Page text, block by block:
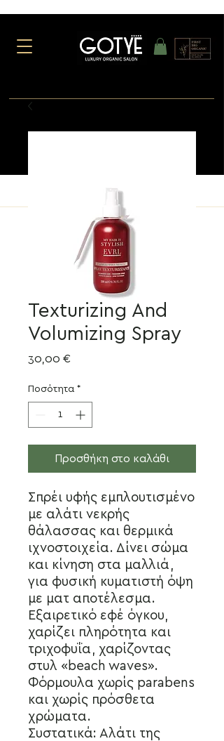
Texturizing And
Volumizing Spray
30,00 €
Ποσότητα *
Προσθήκη στο καλάθι
Σπρέι υφής εμπλουτισμένο
με αλάτι νεκρής
θάλασσας και θερμικά
ιχνοστοιχεία. Δίνει σώμα
και κίνηση στα μαλλιά,
για φυσική κυματιστή όψη
με ματ αποτέλεσμα.
Εξαιρετικό εφέ όγκου,
χαρίζει πληρότητα και
τριχοφυΐα, χαρίζοντας
στυλ «beach waves».
Φόρμουλα χωρίς parabens
και χωρίς πρόσθετα
χρώματα.
Συστατικά: Αλάτι της